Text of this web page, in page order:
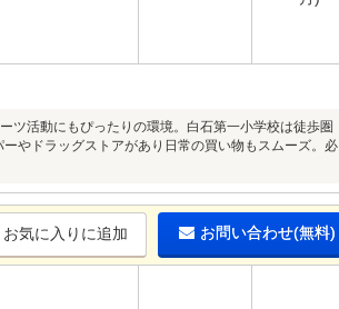
ツ活動にもぴったりの環境。白石第一小学校は徒歩圏
やドラッグストアがあり日常の買い物もスムーズ。必
お気に入りに追加 お問い合わせ(無料)